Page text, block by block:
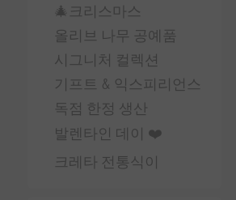
🎄크리스마스
올리브 나무 공예품
시그니처 컬렉션
기프트 & 익스피리언스
독점 한정 생산
발렌타인 데이 ❤️
크레타 전통식이